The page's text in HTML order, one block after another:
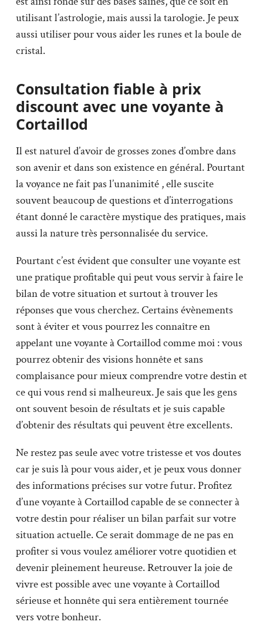
utilisant l’astrologie, mais aussi la tarologie. Je peux
aussi utiliser pour vous aider les runes et la boule de
cristal.
Consultation fiable à prix
discount avec une voyante à
Cortaillod
Il est naturel d’avoir de grosses zones d’ombre dans
son avenir et dans son existence en général. Pourtant
la voyance ne fait pas l’unanimité , elle suscite
souvent beaucoup de questions et d’interrogations
étant donné le caractère mystique des pratiques, mais
aussi la nature très personnalisée du service.
Pourtant c’est évident que consulter une voyante est
une pratique profitable qui peut vous servir à faire le
bilan de votre situation et surtout à trouver les
réponses que vous cherchez. Certains évènements
sont à éviter et vous pourrez les connaître en
appelant une voyante à Cortaillod comme moi : vous
pourrez obtenir des visions honnête et sans
complaisance pour mieux comprendre votre destin et
ce qui vous rend si malheureux. Je sais que les gens
ont souvent besoin de résultats et je suis capable
d’obtenir des résultats qui peuvent être excellents.
Ne restez pas seule avec votre tristesse et vos doutes
car je suis là pour vous aider, et je peux vous donner
des informations précises sur votre futur. Profitez
d’une voyante à Cortaillod capable de se connecter à
votre destin pour réaliser un bilan parfait sur votre
situation actuelle. Ce serait dommage de ne pas en
profiter si vous voulez améliorer votre quotidien et
devenir pleinement heureuse. Retrouver la joie de
vivre est possible avec une voyante à Cortaillod
sérieuse et honnête qui sera entièrement tournée
vers votre bonheur.